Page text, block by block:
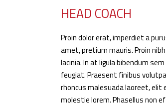
HEAD COACH
Proin dolor erat, imperdiet a
amet, pretium mauris. Proin
lacinia. In at ligula bibendum
feugiat. Praesent finibus
rhoncus malesuada laoreet,
molestie lorem. Phasellus non